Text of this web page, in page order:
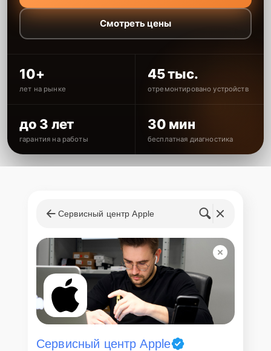
Смотреть цены
10+
лет на рынке
45 тыс.
отремонтировано устройств
до 3 лет
гарантия на работы
30 мин
бесплатная диагностика
Сервисный центр Apple
Сервисный центр Apple